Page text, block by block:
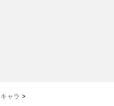
キャラ >